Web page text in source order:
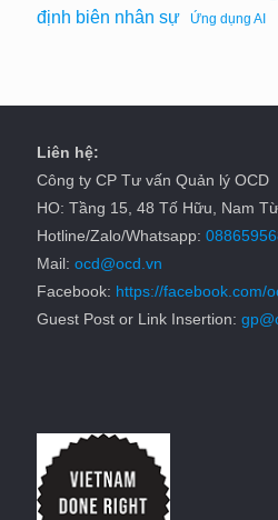
định biên nhân sự Ứng dụng AI
Liên hệ:
Công ty CP Tư vấn Quản lý OCD
HO: Tầng 15, 48 Tố Hữu, Nam
Hotline/Zalo/Whatsapp:
Mail: ocd@ocd.vn
Facebook: https://facebook.com/
Guest Post or Link Insertion: